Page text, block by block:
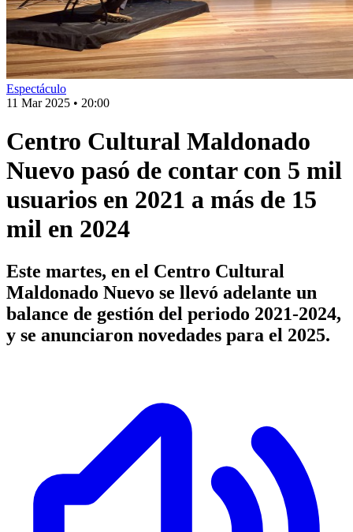
Espectáculo
11 Mar 2025 • 20:00
Centro Cultural Maldonado
Nuevo pasó de contar con 5 mil
usuarios en 2021 a más de 15
mil en 2024
Este martes, en el Centro Cultural
Maldonado Nuevo se llevó adelante un
balance de gestión del periodo 2021-2024,
y se anunciaron novedades para el 2025.